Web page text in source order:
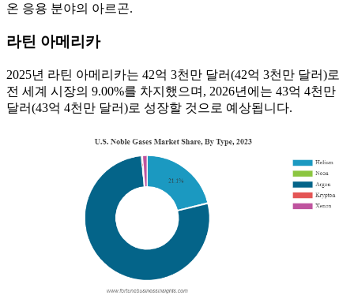
온 응용 분야의 아르곤.
라틴 아메리카
2025년 라틴 아메리카는 42억 3천만 달러(42억 3천만 달러)로
전 세계 시장의 9.00%를 차지했으며, 2026년에는 43억 4천만
달러(43억 4천만 달러)로 성장할 것으로 예상됩니다.